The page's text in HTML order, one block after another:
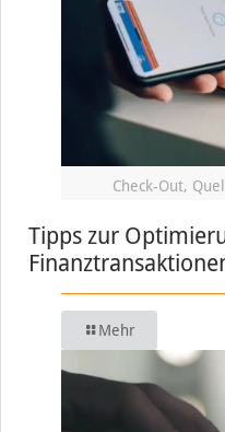
Check-Out,
Tipps zur
Mehr